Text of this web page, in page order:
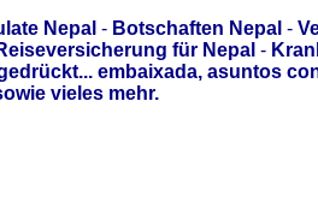
Nepal - Botschaften Nepal -
für Nepal -
embaixada, asuntos
vieles mehr.